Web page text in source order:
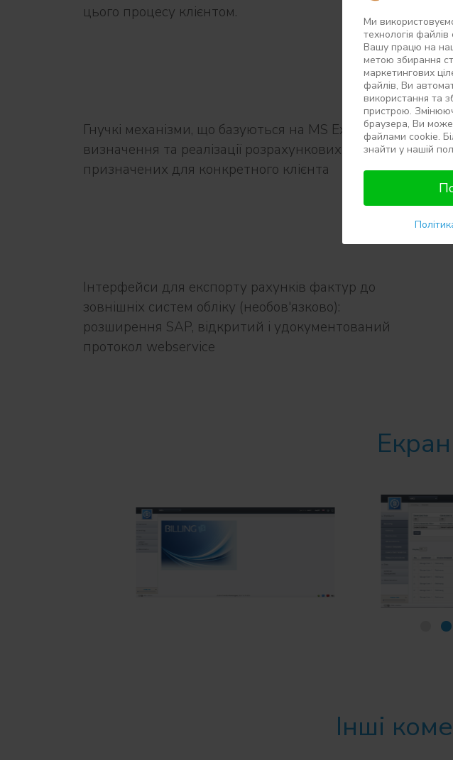
цього процесу клієнтом.
Гнучкі механізми, що базуються на MS Excel для
визначення та реалізації розрахункових формул,
призначених для конкретного клієнта
Інтерфейси для експорту рахунків фактур до
зовнішніх систем обліку (необов'язково):
розширення SAP, відкритий і удокументований
протокол webservice
Інші
Ми
технологія
Вашу працю на
метою збирання
маркетингових
файлів, Ви
використання та
пристрою.
браузера, Ви
файлами cookie.
знайти у нашій